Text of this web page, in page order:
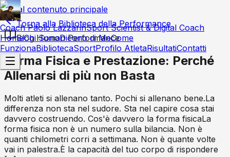
Vai al contenuto principale
Coach Paolo LazzarinSport Scientist & Digital Coach
HomeChi SonoDicono di MeCome
FunzionaBibliotecaSportProfilo AtletaRisultatiContatti
Torna alla Biblioteca della Performance
Blog Human Performance
Forma Fisica e Prestazione: Perché
Allenarsi di più non Basta
Molti atleti si allenano tanto. Pochi si allenano bene.La
differenza non sta nel sudore. Sta nel capire cosa stai
davvero costruendo. Cos'è davvero la forma fisicaLa
forma fisica non è un numero sulla bilancia. Non è
quanti chilometri corri a settimana. Non è quante volte
vai in palestra.È la capacità del tuo corpo di rispondere